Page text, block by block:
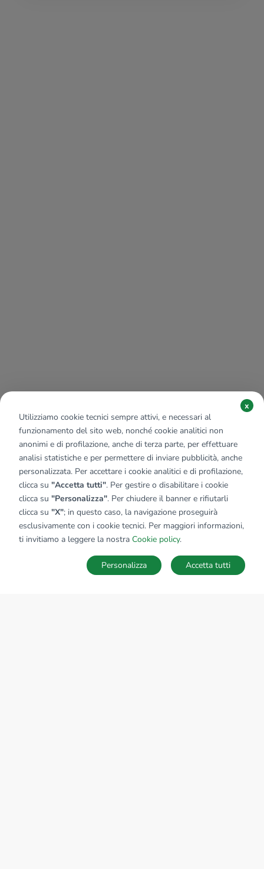
SALVA RICERCA
Utilizziamo cookie tecnici sempre attivi, e necessari al
funzionamento del sito web, nonché cookie analitici non
anonimi e di profilazione, anche di terza parte, per effettuare
analisi statistiche e per permettere di inviare pubblicità, anche
personalizzata. Per accettare i cookie analitici e di profilazione,
clicca su "Accetta tutti". Per gestire o disabilitare i cookie
clicca su "Personalizza". Per chiudere il banner e rifiutarli
clicca su "X"; in questo caso, la navigazione proseguirà
esclusivamente con i cookie tecnici. Per maggiori informazioni,
ti invitiamo a leggere la nostra Cookie policy.
x
Accetta tutti
Personalizza